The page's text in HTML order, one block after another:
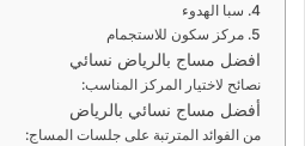
4. سبا الهدوء
5. مركز سكون للاستجمام
افضل مساج بالرياض نسائي
نصائح لاختيار المركز المناسب:
أفضل مساج نسائي بالرياض
من الفوائد المترتبة على جلسات المساج: